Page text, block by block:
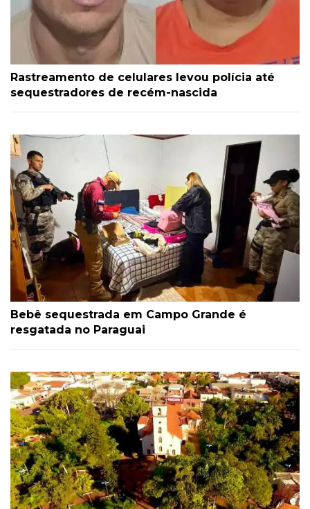
Rastreamento de celulares levou polícia até
sequestradores de recém-nascida
Bebê sequestrada em Campo Grande é
resgatada no Paraguai